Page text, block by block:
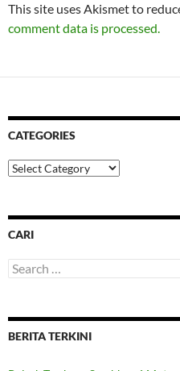
This site uses Akismet to
comment data is processed.
CATEGORIES
Categories
CARI
Search
for:
BERITA TERKINI